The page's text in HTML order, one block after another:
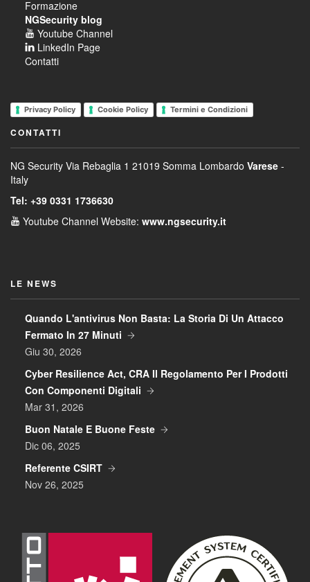
Formazione
NGSecurity blog
Youtube Channel
LinkedIn Page
Contatti
Privacy Policy Cookie Policy Termini e Condizioni
CONTATTI
NG Security Via Rebaglia 1 21019 Somma Lombardo Varese -
Italy
Tel: +39 0331 1736630
Youtube Channel Website: www.ngsecurity.it
LE NEWS
Quando L'antivirus Non Basta: La Storia Di Un Attacco
Fermato In 27 Minuti
Giu 30, 2026
Cyber Resilience Act, CRA Il Regolamento Per I Prodotti
Con Componenti Digitali
Mar 31, 2026
Buon Natale E Buone Feste
Dic 06, 2025
Referente CSIRT
Nov 26, 2025